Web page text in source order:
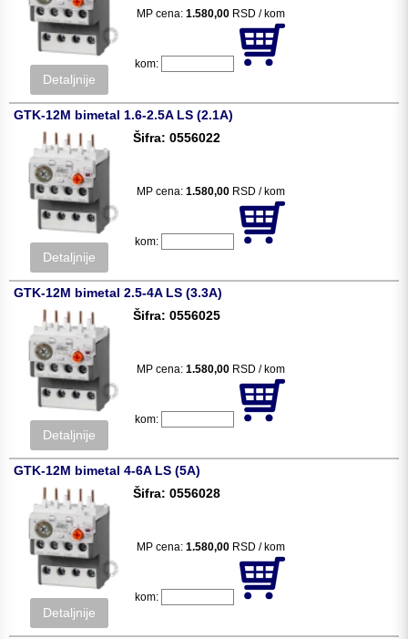
Detaljnije
MP cena: 1.580,00 RSD / kom
kom:
GTK-12M bimetal 1.6-2.5A LS (2.1A)
Detaljnije
Šifra: 0556022
MP cena: 1.580,00 RSD / kom
kom:
GTK-12M bimetal 2.5-4A LS (3.3A)
Detaljnije
Šifra: 0556025
MP cena: 1.580,00 RSD / kom
kom:
GTK-12M bimetal 4-6A LS (5A)
Detaljnije
Šifra: 0556028
MP cena: 1.580,00 RSD / kom
kom: